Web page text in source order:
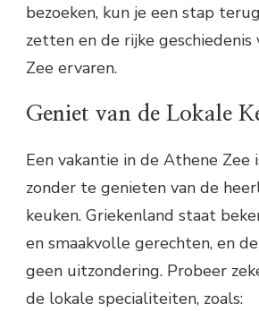
bezoeken, kun je een stap
zetten en de rijke geschiedenis
Zee ervaren.
Geniet van de Lokale
Een vakantie in de Athene
zonder te genieten van de
keuken. Griekenland staat
en smaakvolle gerechten, en
geen uitzondering. Probeer
de lokale specialiteiten, zoals: